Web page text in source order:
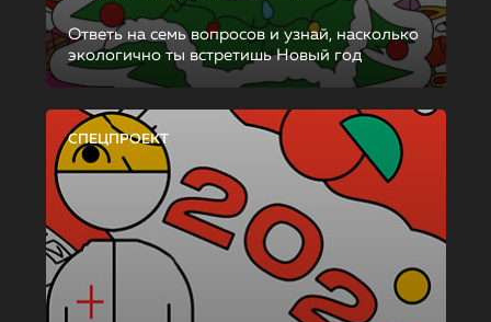
Ответь на семь вопросов и узнай, насколько
экологично ты встретишь Новый год
СПЕЦПРОЕКТ